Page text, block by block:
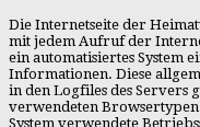
Die Internetseite der
mit jedem Aufruf der
ein automatisiertes System
Informationen. Diese
in den Logfiles des Servers
verwendeten Browsertypen
System verwendete